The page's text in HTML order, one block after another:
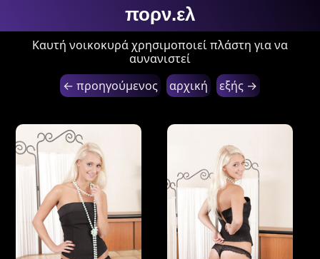
πορν.ελ
Καυτή νοικοκυρά χρησιμοποιεί πλάστη για να
αυνανιστεί
← προηγούμενος
αρχική εξής →